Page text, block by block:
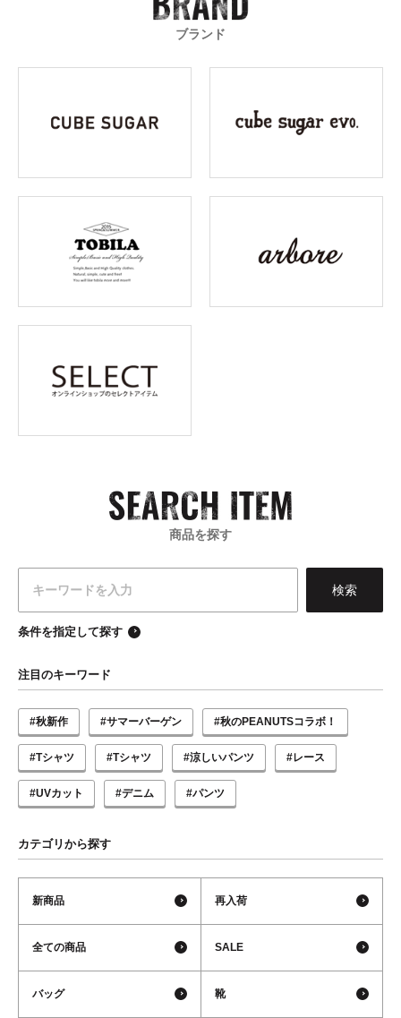
ブランド
商品を探す
条件を指定して探す
注目のキーワード
#秋新作 #サマーバーゲン #秋のPEANUTSコラボ！
#Tシャツ #Tシャツ #涼しいパンツ #レース
#UVカット #デニム #パンツ
カテゴリから探す
新商品 再入荷
全ての商品 SALE
バッグ 靴